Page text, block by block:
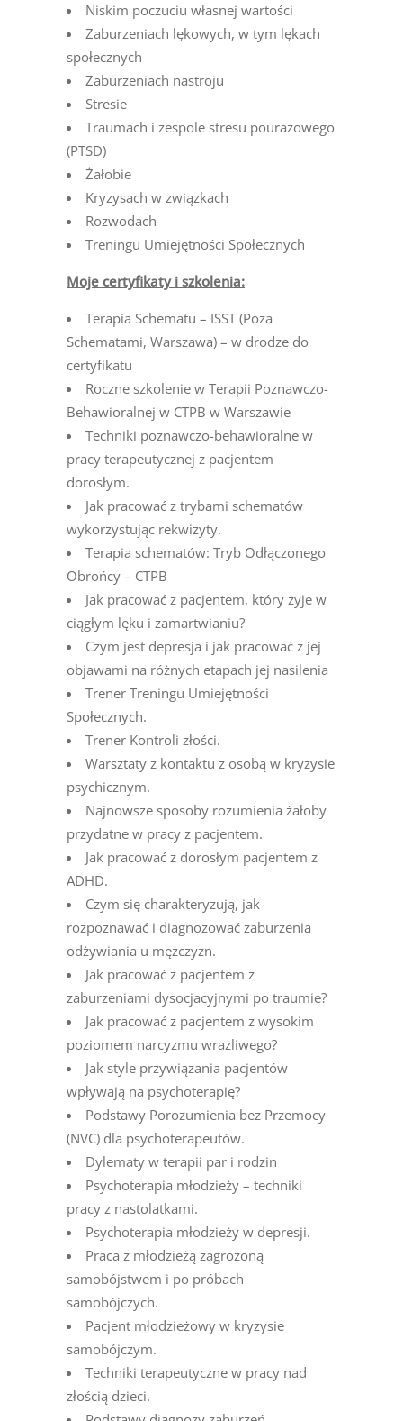
Niskim poczuciu własnej wartości
Zaburzeniach lękowych, w tym lękach
społecznych
Zaburzeniach nastroju
Stresie
Traumach i zespole stresu pourazowego
(PTSD)
Żałobie
Kryzysach w związkach
Rozwodach
Treningu Umiejętności Społecznych
Moje certyfikaty i szkolenia:
Terapia Schematu – ISST (Poza
Schematami, Warszawa) – w drodze do
certyfikatu
Roczne szkolenie w Terapii Poznawczo-
Behawioralnej w CTPB w Warszawie
Techniki poznawczo-behawioralne w
pracy terapeutycznej z pacjentem
dorosłym.
Jak pracować z trybami schematów
wykorzystując rekwizyty.
Terapia schematów: Tryb Odłączonego
Obrońcy – CTPB
Jak pracować z pacjentem, który żyje w
ciągłym lęku i zamartwianiu?
Czym jest depresja i jak pracować z jej
objawami na różnych etapach jej nasilenia
Trener Treningu Umiejętności
Społecznych.
Trener Kontroli złości.
Warsztaty z kontaktu z osobą w kryzysie
psychicznym.
Najnowsze sposoby rozumienia żałoby
przydatne w pracy z pacjentem.
Jak pracować z dorosłym pacjentem z
ADHD.
Czym się charakteryzują, jak
rozpoznawać i diagnozować zaburzenia
odżywiania u mężczyzn.
Jak pracować z pacjentem z
zaburzeniami dysocjacyjnymi po traumie?
Jak pracować z pacjentem z wysokim
poziomem narcyzmu wrażliwego?
Jak style przywiązania pacjentów
wpływają na psychoterapię?
Podstawy Porozumienia bez Przemocy
(NVC) dla psychoterapeutów.
Dylematy w terapii par i rodzin
Psychoterapia młodzieży – techniki
pracy z nastolatkami.
Psychoterapia młodzieży w depresji.
Praca z młodzieżą zagrożoną
samobójstwem i po próbach
samobójczych.
Pacjent młodzieżowy w kryzysie
samobójczym.
Techniki terapeutyczne w pracy nad
złością dzieci.